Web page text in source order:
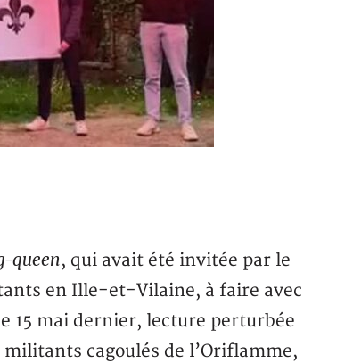
queen, qui avait été invitée par le
en Ille-et-Vilaine, à faire avec
15 mai dernier, lecture perturbée
cagoulés de l’Oriflamme,